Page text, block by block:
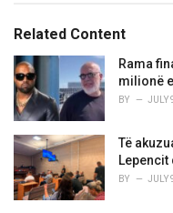
i
e
s
:
Related Content
Rama
milionë
BY JULY
Të
BY JULY